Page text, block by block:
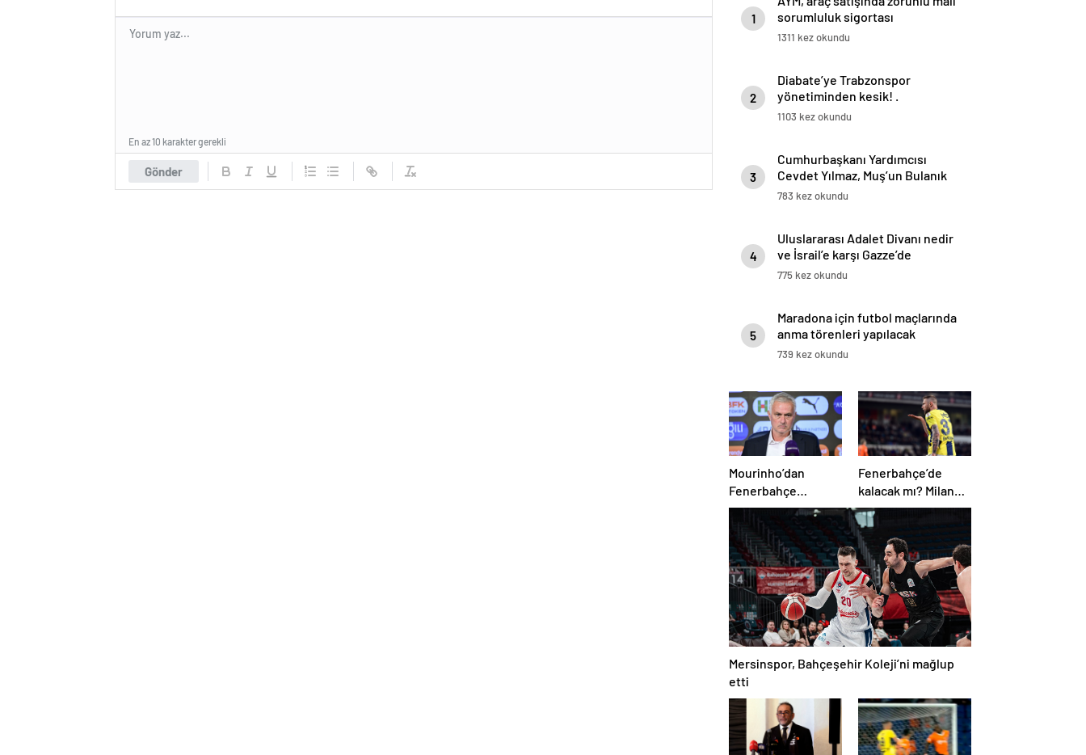
Gönder
En az 10 karakter gerekli
1
sorumluluk sigortası
düzenlemesini iptal etti
1311 kez okundu
2
Diabate’ye Trabzonspor
yönetiminden kesik! .
1103 kez okundu
3
Cumhurbaşkanı Yardımcısı
Cevdet Yılmaz, Muş’un Bulanık
ilçesinde halka hitap etti
783 kez okundu
4
Uluslararası Adalet Divanı nedir
ve İsrail’e karşı Gazze’de
soykırım davası neden bu
775 kez okundu
5
Maradona için futbol maçlarında
anma törenleri yapılacak
739 kez okundu
Mourinho’dan
Fenerbahçe
sorusuna kaçamak
yanıt: Bu soruyu
anlamadım
Fenerbahçe’de
kalacak mı? Milan
Skriniar, geleceği
hakkında konuştu
Mersinspor, Bahçeşehir Koleji’ni mağlup
etti